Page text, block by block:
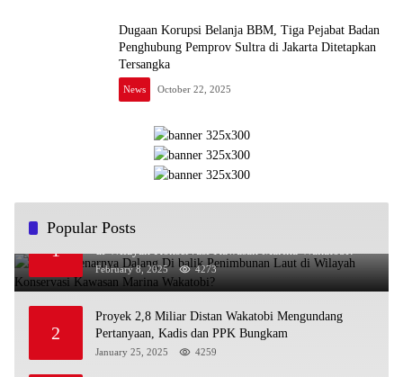
Dugaan Korupsi Belanja BBM, Tiga Pejabat Badan
Penghubung Pemprov Sultra di Jakarta Ditetapkan
Tersangka
News October 22, 2025
Popular Posts
1
Siapa Sebenarnya Dalang Di balik Penimbunan Laut
di Wilayah Konservasi Kawasan Marina Wakatobi?
February 8, 2025 4273
2
Proyek 2,8 Miliar Distan Wakatobi Mengundang
Pertanyaan, Kadis dan PPK Bungkam
January 25, 2025 4259